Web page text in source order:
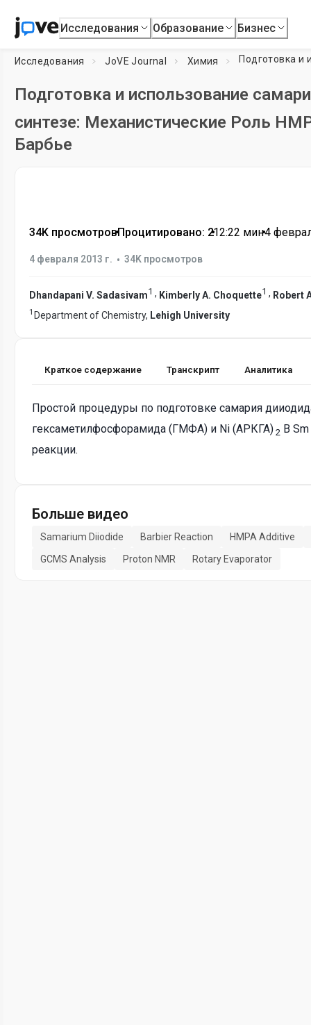
Исследования Образование Бизнес
Исследования JoVE Journal Химия Подготовка и
Подготовка и использование
синтезе: Механистические Роль
Барбье
34K просмотров•Процитировано: 2•12:22 мин•4
4 февраля 2013 г. • 34K просмотров
Dhandapani V. Sadasivam1 , Kimberly A. Choquette1 , Robert
1 Department of Chemistry, Lehigh University
Краткое содержание Транскрипт Аналитика
Простой процедуры по подготовке самария
гексаметилфосфорамида (ГМФА) и Ni (АРКГА) 2 В
реакции.
Больше видео
Samarium Diiodide Barbier Reaction
HMPA Additive
GCMS Analysis
Proton NMR Rotary Evaporator